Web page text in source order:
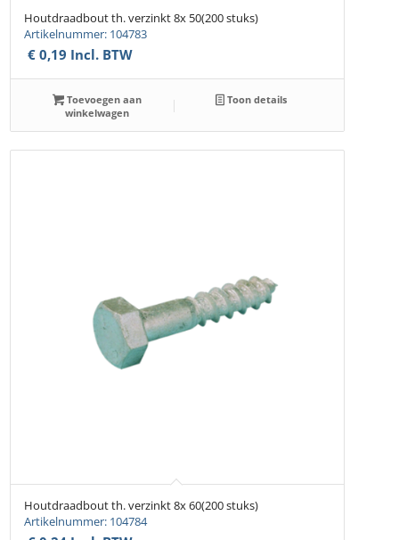
Houtdraadbout th. verzinkt 8x 50(200 stuks)
Artikelnummer: 104783
€ 0,19 Incl. BTW
Toevoegen aan
winkelwagen
Toon details
Houtdraadbout th. verzinkt 8x 60(200 stuks)
Artikelnummer: 104784